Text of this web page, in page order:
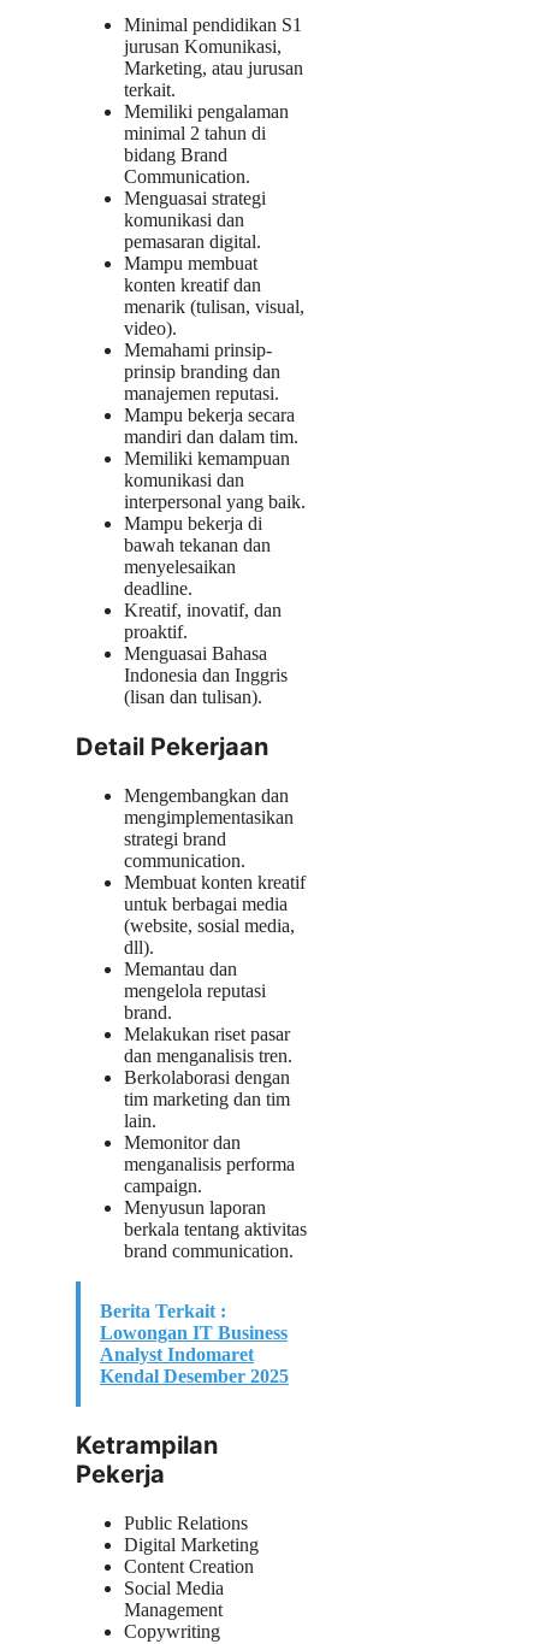
Minimal pendidikan S1
jurusan Komunikasi,
Marketing, atau jurusan
terkait.
Memiliki pengalaman
minimal 2 tahun di
bidang Brand
Communication.
Menguasai strategi
komunikasi dan
pemasaran digital.
Mampu membuat
konten kreatif dan
menarik (tulisan, visual,
video).
Memahami prinsip-
prinsip branding dan
manajemen reputasi.
Mampu bekerja secara
mandiri dan dalam tim.
Memiliki kemampuan
komunikasi dan
interpersonal yang baik.
Mampu bekerja di
bawah tekanan dan
menyelesaikan
deadline.
Kreatif, inovatif, dan
proaktif.
Menguasai Bahasa
Indonesia dan Inggris
(lisan dan tulisan).
Detail Pekerjaan
Mengembangkan dan
mengimplementasikan
strategi brand
communication.
Membuat konten kreatif
untuk berbagai media
(website, sosial media,
dll).
Memantau dan
mengelola reputasi
brand.
Melakukan riset pasar
dan menganalisis tren.
Berkolaborasi dengan
tim marketing dan tim
lain.
Memonitor dan
menganalisis performa
campaign.
Menyusun laporan
berkala tentang aktivitas
brand communication.
Berita Terkait :
Lowongan IT Business
Analyst Indomaret
Kendal Desember 2025
Ketrampilan
Pekerja
Public Relations
Digital Marketing
Content Creation
Social Media
Management
Copywriting